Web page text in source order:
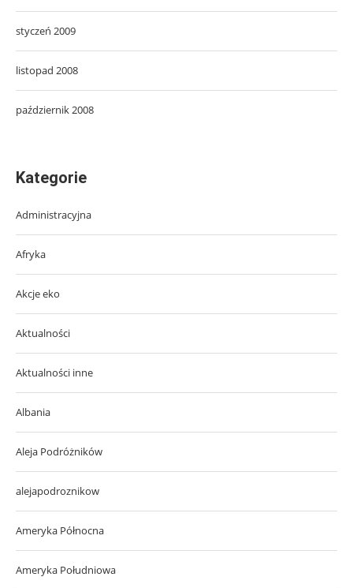
styczeń 2009
listopad 2008
październik 2008
Kategorie
Administracyjna
Afryka
Akcje eko
Aktualności
Aktualności inne
Albania
Aleja Podróżników
alejapodroznikow
Ameryka Północna
Ameryka Południowa